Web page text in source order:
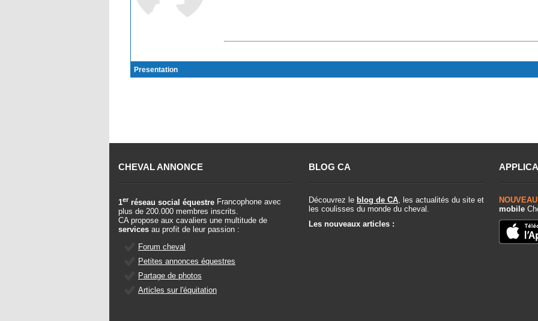
Presentation
CHEVAL ANNONCE
1er réseau social équestre Francophone avec
plus de 200.000 membres inscrits.
CA propose aux cavaliers une multitude de
services au profit de leur passion :
Forum cheval
Petites annonces équestres
Partage de photos
Articles sur l'équitation
BLOG CA
Découvrez le blog de CA, les actualités du site et
les coulisses du monde du cheval.
Les nouveaux articles :
NOUVEAU
mobile